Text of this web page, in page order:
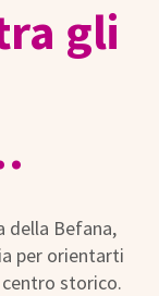
gli
della Befana,
per orientarti
storico.